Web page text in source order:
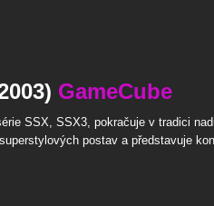
GameCube
SSX, SSX3, pokračuje v tradici
postav a představuje